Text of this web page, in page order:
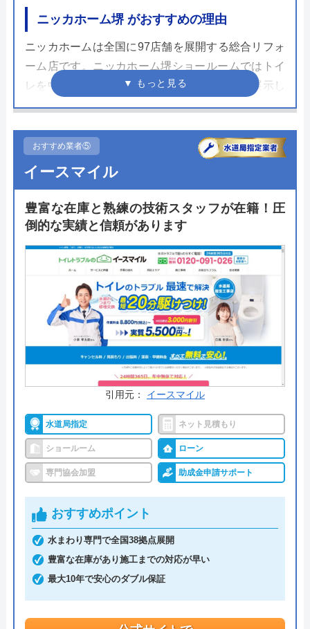
ニッカホーム堺 がおすすめの理由
ニッカホームは全国に97店舗を展開する総合リフォ
ーム店です。ニッカホーム堺ショールームではトイ
レを中心にキッチンやバスルーム、洗面台を展示し
ています。担当が現場調査から施工管理、アフター
リフォームを丁寧に仕上げます。自社施工特有の風
通しの良さが伺えます。
ニッカホーム堺ショールームでは水まわりリフォー
ムはもちろん、バリアフリーや介護リフォームの相
まずは商品を見ながらプロに相談してみてはいかが
公式サイトで
料金詳細を見る
今すぐ電話で相談する
0120-03-7549
受付時間： 9:00～19:00
ニッカホーム堺 の基本情報
運営会社 ニッカホ―ム株式会社
代表者 西田裕久
創業・設立 1987年1月創業 1993年4月設立
本社所在地
〒458-0007
愛知県名古屋市緑区篭山二丁目1225番
地
おすすめ業者⑤
イースマイル
豊富な在庫と熟練の技術スタッフが在籍！圧
倒的な実績と信頼があります
引用元： イースマイル
水道局指定 ネット見積もり
ショールーム ローン
専門協会加盟 助成金申請サポート
おすすめポイント
水まわり専門で全国38拠点展開
豊富な在庫があり施工までの対応が早い
最大10年で安心のダブル保証